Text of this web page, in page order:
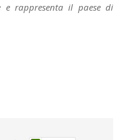
e rappresenta il paese di